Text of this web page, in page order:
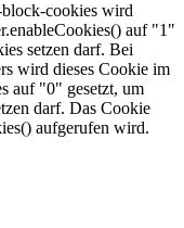
cookies wird
auf "1"
setzen darf. Bei
wird dieses Cookie im
auf "0" gesetzt, um
darf. Das Cookie
aufgerufen wird.